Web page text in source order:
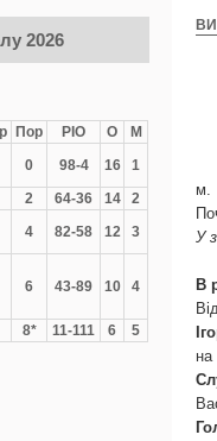
2026
Пор РІО О
М
0 98-4 16
1
2 64-36 14
2
4 82-58 12
3
6 43-89 10 4
8* 11-111 6 5
У
В
на